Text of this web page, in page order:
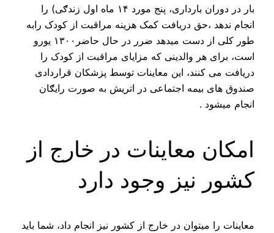
بار در دوران بارداری، پنج مورد ۱۴ ماه اول زندګی) را
انجام ندهد ،حق دریافت کمک هزینه مراقبت از کودک رابه
طور کلی از دست میدهد ضرر در حال حاضر۱۳۰۰ یورو
است، برای هر والدینی که مزایای مراقبت از کودک را
دریافت می کنند، این معاینات توسط پزشکان قراردادی
صندوق های بیمه اجتماعی در اتریش به صورت رایګان
انجام میشود .
امکان معاینات در خارج از
کشور نیز وجود دارد
معاینات را میتوان در خارج از کشور نیز انجام داد، شما باید